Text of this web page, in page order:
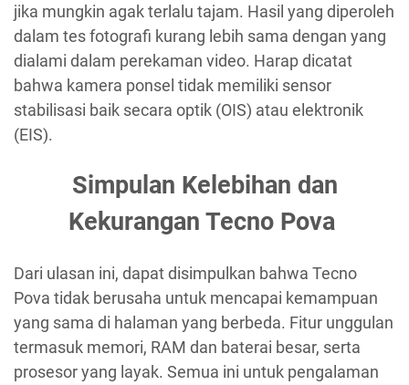
jika mungkin agak terlalu tajam. Hasil yang diperoleh
dalam tes fotografi kurang lebih sama dengan yang
dialami dalam perekaman video. Harap dicatat
bahwa kamera ponsel tidak memiliki sensor
stabilisasi baik secara optik (OIS) atau elektronik
(EIS).
Simpulan Kelebihan dan
Kekurangan Tecno Pova
Dari ulasan ini, dapat disimpulkan bahwa Tecno
Pova tidak berusaha untuk mencapai kemampuan
yang sama di halaman yang berbeda. Fitur unggulan
termasuk memori, RAM dan baterai besar, serta
prosesor yang layak. Semua ini untuk pengalaman